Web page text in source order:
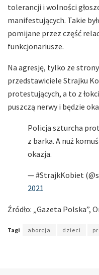
tolerancji i wolności
manifestujących. Takie
pomijane przez część
funkcjonariusze.
Na agresję, tylko ze
przedstawiciele Strajku
protestujących, a to z
puszczą nerwy i będzie
Policja szturcha
z barka. A nuż
okazja.
— #StrajkKobiet
2021
Źródło: „Gazeta Polska”,
Tagi aborcja dzieci